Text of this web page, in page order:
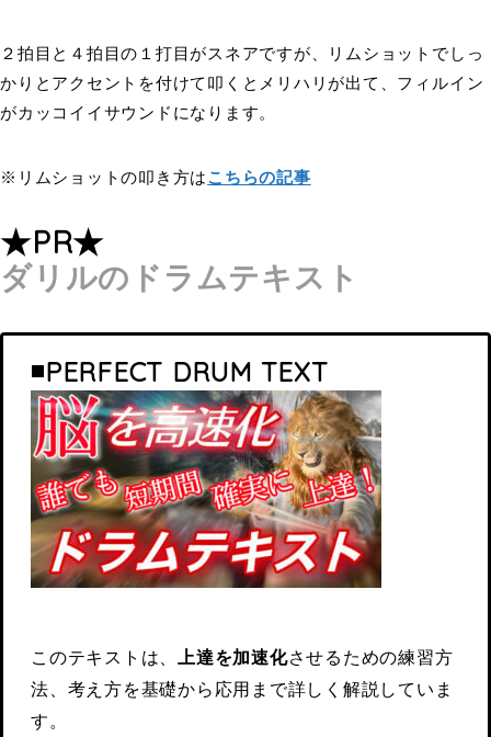
２拍目と４拍目の１打目がスネアですが、リムショットでしっ
かりとアクセントを付けて叩くとメリハリが出て、フィルイン
がカッコイイサウンドになります。
※リムショットの叩き方はこちらの記事
★PR★
ダリルのドラムテキスト
◾️PERFECT DRUM TEXT
このテキストは、 上達を加速化させるための練習方
法、考え方を基礎から応用まで詳しく解説していま
す。